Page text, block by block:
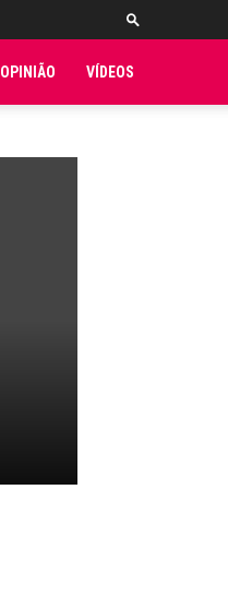
OPINIÃO VÍDEOS